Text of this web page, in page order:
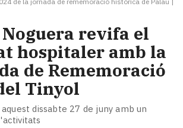
revifa el
hospitaler amb la
de Rememoració
Tinyol
dissabte 27 de juny amb un